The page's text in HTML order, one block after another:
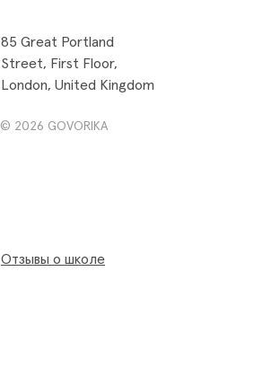
Отзывы о школе
85 Great Portland
Street, First Floor,
London, United Kingdom
© 2026 GOVORIKA